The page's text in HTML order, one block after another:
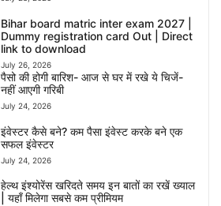
Bihar board matric inter exam 2027 |
Dummy registration card Out | Direct
link to download
July 26, 2026
पैसो की होगी बारिश- आज से घर में रखे ये चिजें-
नहीं आएगी गरिबी
July 24, 2026
इंवेस्टर कैसे बने? कम पैसा इंवेस्ट करके बने एक
सफल इंवेस्टर
July 24, 2026
हेल्थ इंश्योरेंस खरिदते समय इन बातों का रखें ख्याल
| यहाँ मिलेगा सबसे कम प्रीमियम